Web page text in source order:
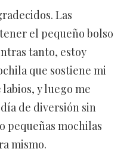
Las
el pequeño bolso
tanto, estoy
que sostiene mi
y luego me
de diversión sin
pequeñas mochilas
mismo.